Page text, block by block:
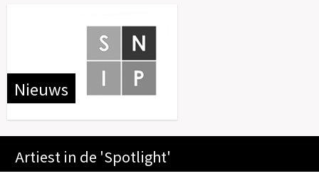
Nieuws
Artiest in de 'Spotlight'